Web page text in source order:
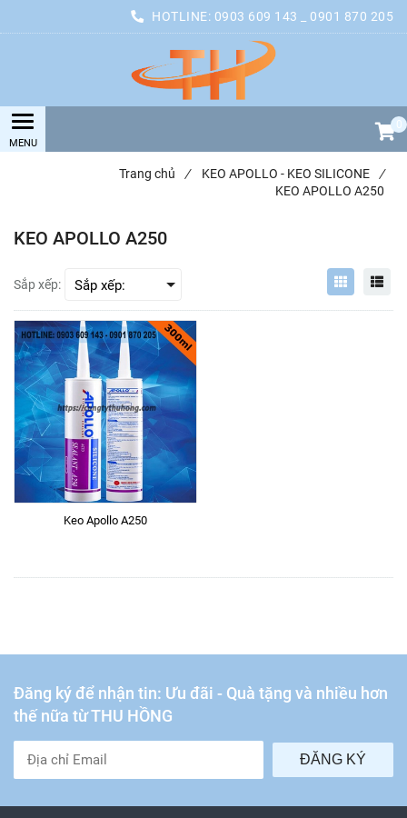
HOTLINE: 0903 609 143 _ 0901 870 205
0
Trang chủ / KEO APOLLO - KEO SILICONE
/
KEO APOLLO A250
KEO APOLLO A250
Sắp xếp:
Keo Apollo A250
Đăng ký để nhận tin: Ưu đãi - Quà tặng và nhiều hơn
thế nữa từ THU HỒNG
ĐĂNG KÝ